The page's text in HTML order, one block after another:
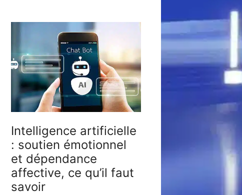
Intelligence artificielle
: soutien émotionnel
et dépendance
affective, ce qu’il faut
savoir